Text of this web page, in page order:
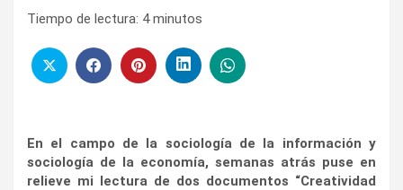
Tiempo de lectura: 4 minutos
En el campo de la sociología de la información y
sociología de la economía, semanas atrás puse en
relieve mi lectura de dos documentos “Creatividad